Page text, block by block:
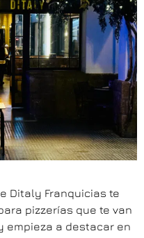
Ditaly Franquicias te
pizzerías que te van
empieza a destacar en